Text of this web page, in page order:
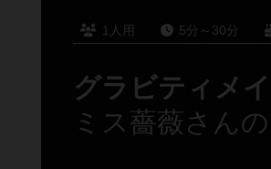
1人用 5分～30分
グラビティメ
ミス薔薇さん